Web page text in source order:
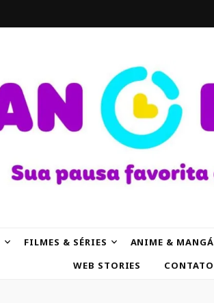
FILMES & SÉRIES ANIME & MANGÁ
WEB STORIES
CONTATO